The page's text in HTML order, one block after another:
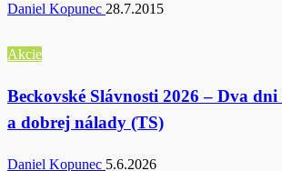
Daniel Kopunec 28.7.2015
Akcie
Beckovské Slávnosti 2026 – Dva
a dobrej nálady (TS)
Daniel Kopunec 5.6.2026